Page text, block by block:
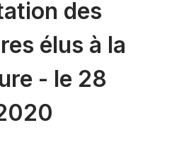
des
élus à la
- le 28